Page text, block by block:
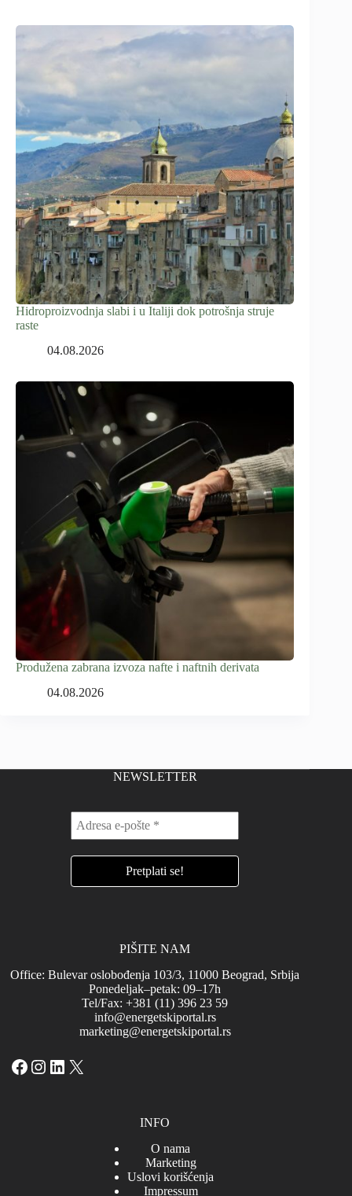
Hidroproizvodnja slabi i u Italiji dok potrošnja struje
raste
04.08.2026
Produžena zabrana izvoza nafte i naftnih derivata
04.08.2026
NEWSLETTER
PIŠITE NAM
Office: Bulevar oslobođenja 103/3, 11000 Beograd, Srbija
Ponedeljak–petak: 09–17h
Tel/Fax: +381 (11) 396 23 59
info@energetskiportal.rs
marketing@energetskiportal.rs
Facebook
Instagram
LinkedIn
X
INFO
O nama
Marketing
Uslovi korišćenja
Impressum